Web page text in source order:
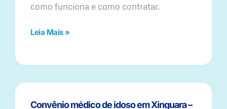
como funciona e como contratar.
Leia Mais »
Convênio médico de idoso em Xinguara –